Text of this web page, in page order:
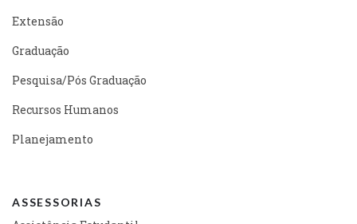
Extensão
Graduação
Pesquisa/Pós Graduação
Recursos Humanos
Planejamento
ASSESSORIAS